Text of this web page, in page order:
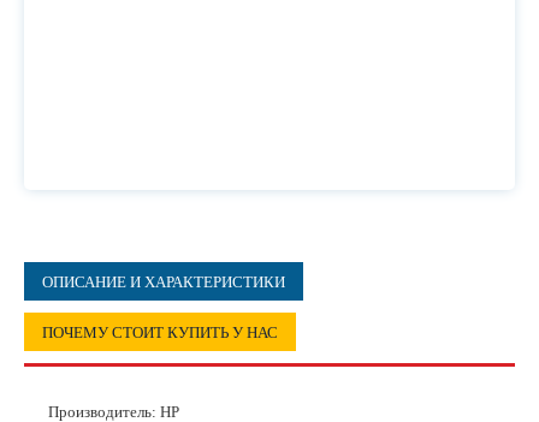
ОПИСАНИЕ И ХАРАКТЕРИСТИКИ
ПОЧЕМУ СТОИТ КУПИТЬ У НАС
Производитель: HP